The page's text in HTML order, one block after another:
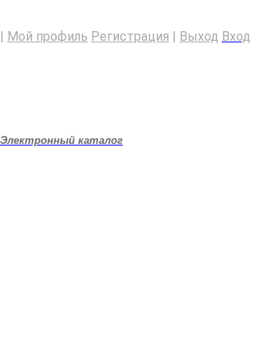
| Мой профиль Регистрация | Выход Вход
Электронный каталог